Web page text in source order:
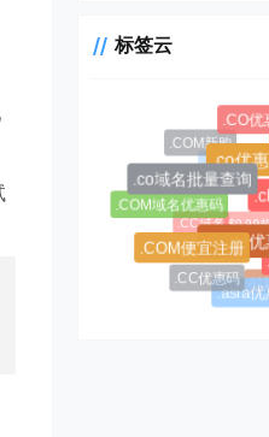
标签云
$0.99超
.asia
.CC优惠码
.CC域名
.CC域名注册
.COM
.COM便宜注册
.COM域名优惠码
.COM新购
.CO优
.co优
.co域名批量查询